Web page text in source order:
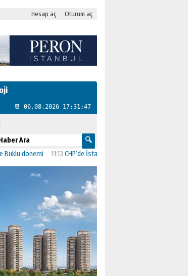
Hesap aç Oturum aç
📆 06.08.2026 17:31:48
11:13CHP’de İstanbul’daki 23 İlçenin Başkanları Belli Oldu